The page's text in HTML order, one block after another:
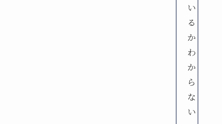
い
る
か
わ
か
ら
な
い